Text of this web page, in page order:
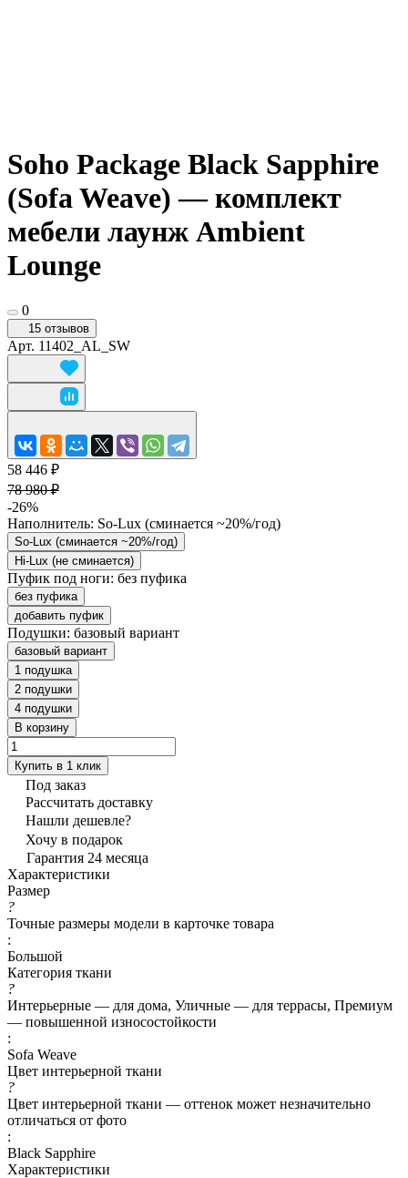
Soho Package Black Sapphire
(Sofa Weave) — комплект
мебели лаунж Ambient
Lounge
0
15 отзывов
Арт. 11402_AL_SW
58 446 ₽
78 980 ₽
-26%
Наполнитель: So-Lux (cминается ~20%/год)
So-Lux (cминается ~20%/год)
Hi-Lux (не сминается)
Пуфик под ноги: без пуфика
без пуфика
добавить пуфик
Подушки: базовый вариант
базовый вариант
1 подушка
2 подушки
4 подушки
В корзину
Купить в 1 клик
Под заказ
Рассчитать доставку
Нашли дешевле?
Хочу в подарок
Гарантия 24 месяца
Характеристики
Размер
?
Точные размеры модели в карточке товара
:
Большой
Категория ткани
?
Интерьерные — для дома, Уличные — для террасы, Премиум
— повышенной износостойкости
:
Sofa Weave
Цвет интерьерной ткани
?
Цвет интерьерной ткани — оттенок может незначительно
отличаться от фото
:
Black Sapphire
Характеристики